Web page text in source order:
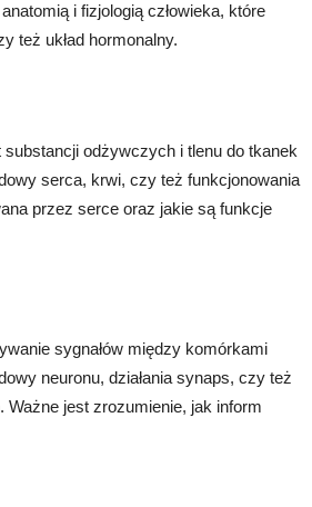
i fizjologią człowieka, które
też układ hormonalny.
substancji odżywczych i tlenu do tkanek
serca, krwi, czy też funkcjonowania
przez serce oraz jakie są funkcje
sygnałów między komórkami
neuronu, działania synaps, czy też
Ważne jest zrozumienie, jak inform